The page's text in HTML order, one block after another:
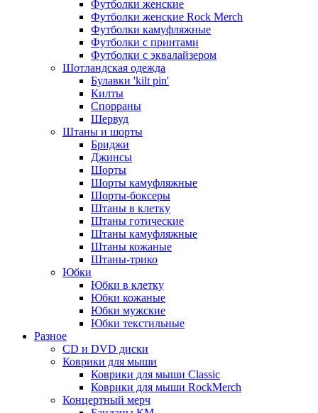
Футболки женские
Футболки женские Rock Merch
Футболки камуфляжные
Футболки с принтами
Футболки с эквалайзером
Шотландская одежда
Булавки 'kilt pin'
Килты
Спорраны
Шервуд
Штаны и шорты
Бриджи
Джинсы
Шорты
Шорты камуфляжные
Шорты-боксеры
Штаны в клетку
Штаны готические
Штаны камуфляжные
Штаны кожаные
Штаны-трико
Юбки
Юбки в клетку
Юбки кожаные
Юбки мужские
Юбки текстильные
Разное
CD и DVD диски
Коврики для мыши
Коврики для мыши Classic
Коврики для мыши RockMerch
Концертный мерч